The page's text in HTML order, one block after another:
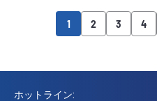
1 2 3 4
ホットライン: